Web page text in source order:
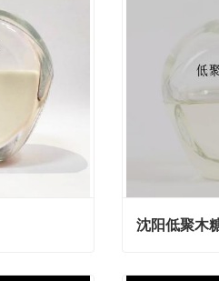
沈阳低聚木
沈阳低聚木